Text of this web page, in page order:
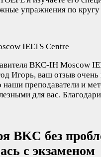
упражнения по кругу
BKC-IH Moscow
Игорь, ваш отзыв очень
преподаватели и
для вас.
BKC без
с экзаменом